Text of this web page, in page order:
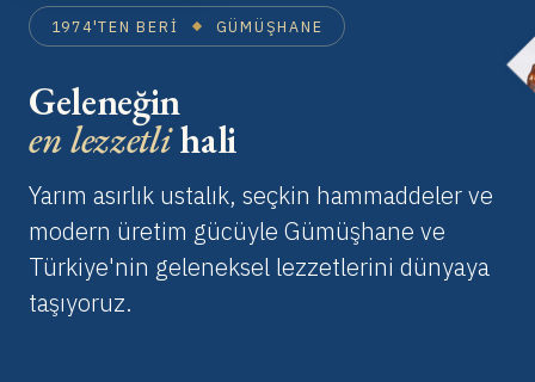
1974'TEN BERI GÜMÜŞHANE
Geleneğin
en lezzetlihali
Yarım asırlık ustalık, seçkin hammaddeler ve
modern üretim gücüyle Gümüşhane ve
Türkiye'nin geleneksel lezzetlerini dünyaya
taşıyoruz.